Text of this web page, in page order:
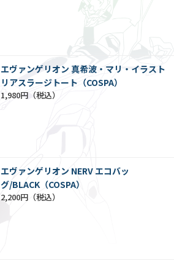
エヴァンゲリオン 真希波・マリ・イラスト
リアスラージトート（COSPA）
1,980円
エヴァンゲリオン NERV エコバッ
グ/BLACK（COSPA）
2,200円